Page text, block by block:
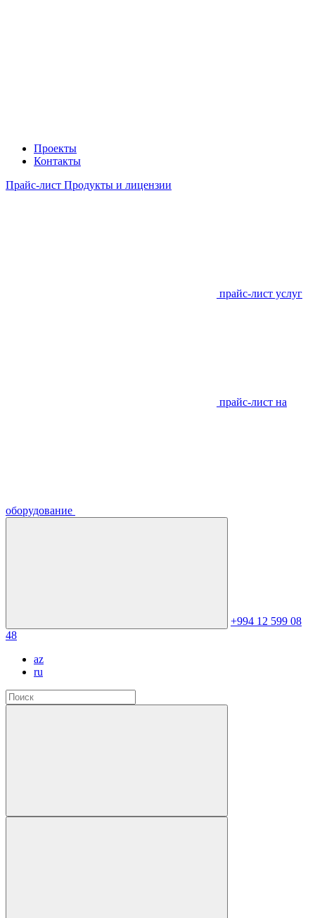
Проекты
Контакты
Прайс-лист Продукты и лицензии
прайс-лист услуг
прайс-лист на
оборудование
+994 12 599 08
48
az
ru